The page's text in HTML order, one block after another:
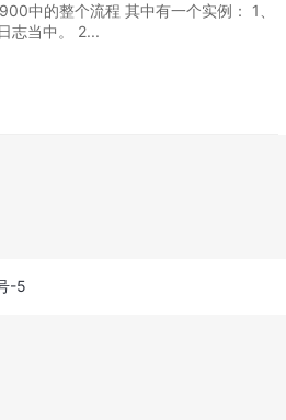
中的整个流程 其中有一个实例： 1、
志当中。 2...
-5